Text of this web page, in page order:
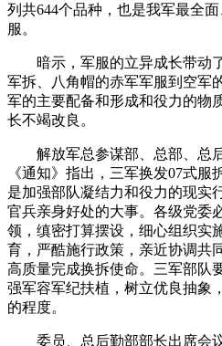
列共644个品种，也是我军最全
服。
暗示，军服的立异成长带动
军拆、八角帽的赤军军服到空军
军的主要配备和形成和役力的物
长不竭改良。
解放军总参谋部、总部、总
《通知》指出，三军换发07式服
是加强部队凝结力和役力的现实
官兵亲身好处的大事。各级党委
领，缜密打算摆设，细心组织实
育，严酷施行政策，亲近协调共
高质量完成换拆使命。三军部队
强军容军纪扶植，树立优良抽象
的程度。
委员、总后勤部部长出席会